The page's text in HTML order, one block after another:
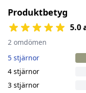
Produktbetyg
5.0
2 omdömen
5 stjärnor
4 stjärnor
3 stjärnor